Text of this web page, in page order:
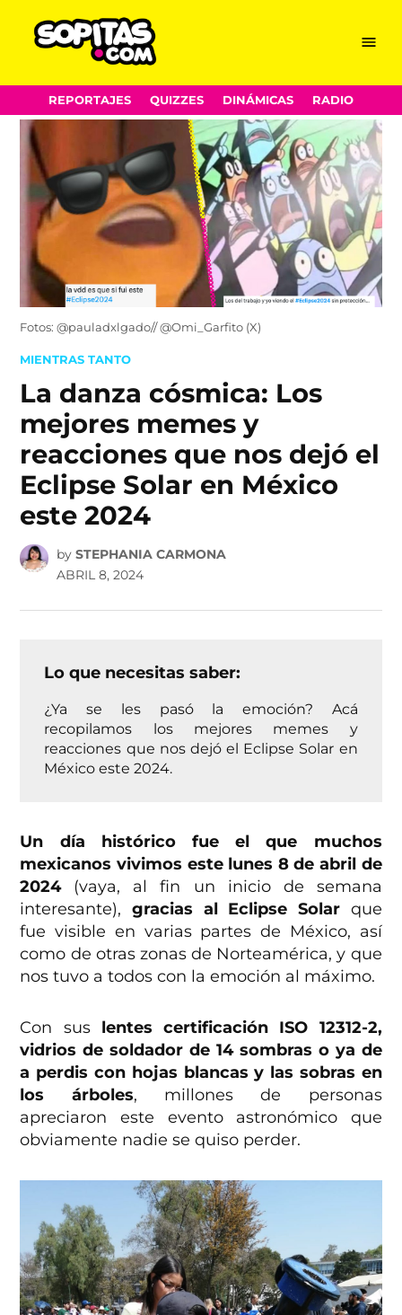
Skip
to
content
Menu
REPORTAJES QUIZZES DINÁMICAS RADIO
Fotos: @pauladxlgado// @Omi_Garfito (X)
POSTED
MIENTRAS TANTO
La danza cósmica: Los
mejores memes y
reacciones que nos dejó el
Eclipse Solar en México
este 2024
by STEPHANIA CARMONA
ABRIL 8, 2024
Lo que necesitas saber:
¿Ya se les pasó la emoción? Acá
recopilamos los mejores memes y
reacciones que nos dejó el Eclipse Solar en
México este 2024.
Un día histórico fue el que muchos
mexicanos vivimos este lunes 8 de abril de
2024(vaya, al fin un inicio de semana
interesante),gracias al Eclipse Solarque
fue visible en varias partes de México, así
como de otras zonas de Norteamérica, y que
nos tuvo a todos con la emoción al máximo.
Con sus lentes certificación ISO 12312-2,
vidrios de soldador de 14 sombras o ya de
a perdis con hojas blancas y las sobras en
los árboles, millones de personas
apreciaron este evento astronómico que
obviamente nadie se quiso perder.